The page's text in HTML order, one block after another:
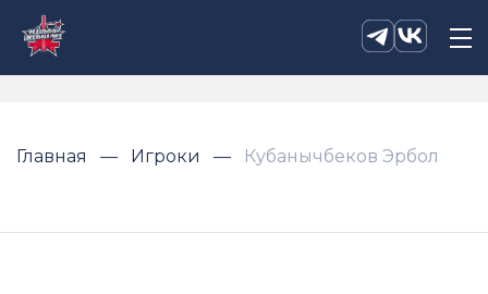
Главная Игроки Кубанычбеков Эрбол